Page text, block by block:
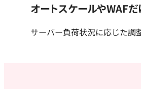
オートスケールやWAF
サーバー負荷状況に応じた調